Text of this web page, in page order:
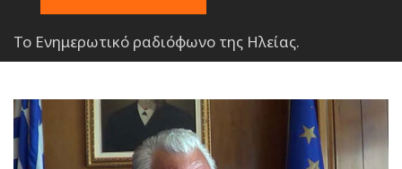
Το Ενημερωτικό ραδιόφωνο της Ηλείας.